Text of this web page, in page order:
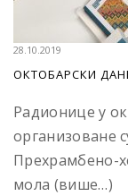
28.10.2019
ОКТОБАРСКИ
Радионице у
организоване
Прехрамбено-
мола (више…)